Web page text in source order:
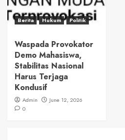
Berita Hukum Politik
Waspada Provokator
Demo Mahasiswa,
Stabilitas Nasional
Harus Terjaga
Kondusif
Admin
June 12, 2026
0